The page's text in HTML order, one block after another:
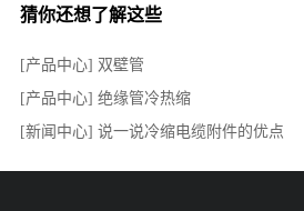
猜你还想了解这些
[产品中心] 双壁管
[产品中心] 绝缘管冷热缩
[新闻中心] 说一说冷缩电缆附件的优点